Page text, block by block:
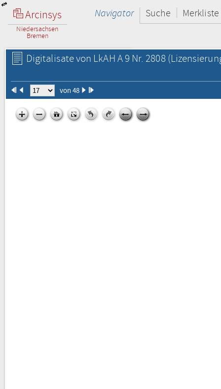
Arcinsys
Niedersachsen
Bremen
Navigator Suche Merkliste
Digitalisate von LkAH A 9 Nr. 2808
von 48